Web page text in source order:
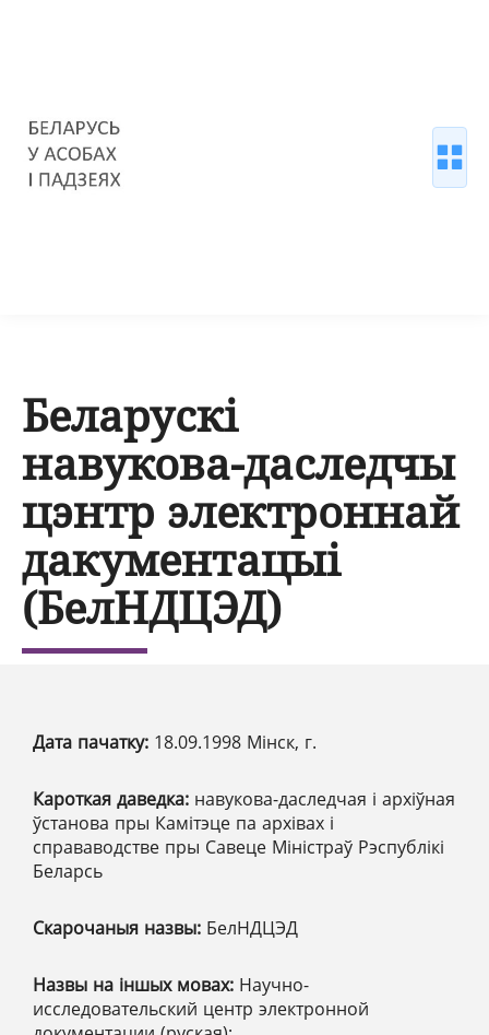
Беларускі
навукова-даследчы
цэнтр электроннай
дакументацыі
(БелНДЦЭД)
Дата пачатку: 18.09.1998 Мінск, г.
Кароткая даведка: навукова-даследчая і архіўная
ўстанова пры Камітэце па архівах і
справаводстве пры Савеце Міністраў Рэспублікі
Беларсь
Скарочаныя назвы: БелНДЦЭД
Назвы на іншых мовах: Научно-
исследовательский центр электронной